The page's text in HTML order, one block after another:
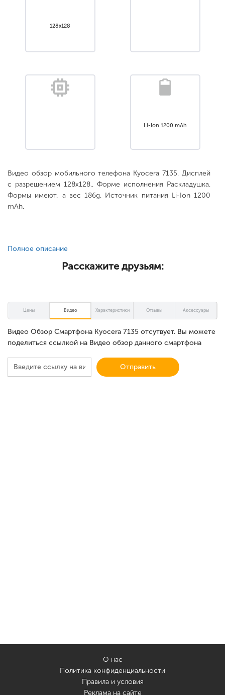
128x128
Li-Ion 1200 mAh
Видео обзор мобильного телефона Kyocera 7135. Дисплей
с разрешением 128x128.. Форме исполнения Раскладушка.
Формы имеют, а вес 186g. Источник питания Li-Ion 1200
mAh.
Полное описание
Расскажите друзьям:
Цены Видео Характеристики Отзывы Аксессуары
Видео Обзор Смартфона Kyocera 7135 отсутвует. Вы можете
поделиться ссылкой на Видео обзор данного смартфона
Отправить
О нас
Политика конфиденциальности
Правила и условия
Реклама на сайте